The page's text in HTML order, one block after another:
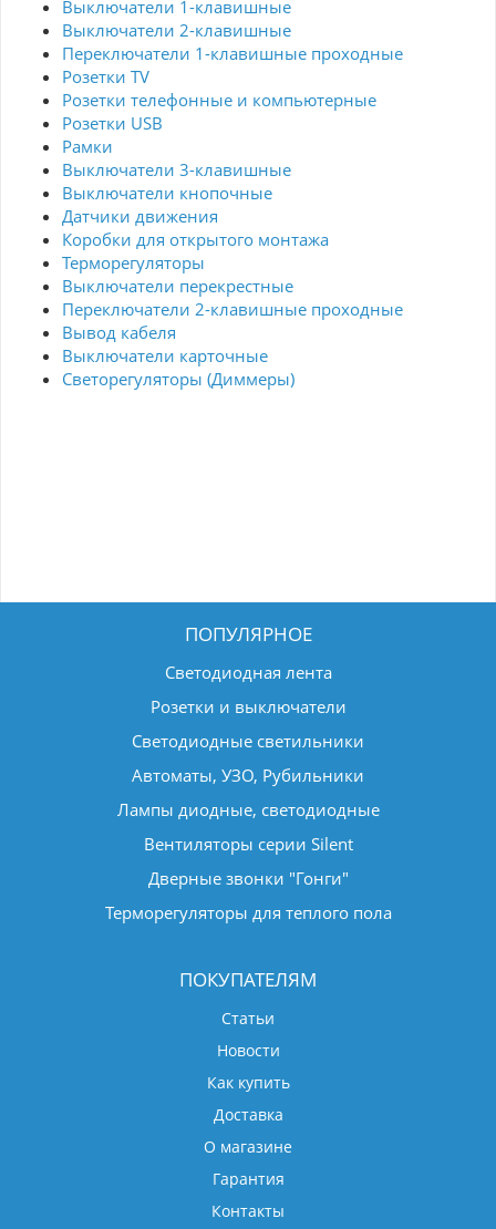
Выключатели 1-клавишные
Выключатели 2-клавишные
Переключатели 1-клавишные проходные
Розетки TV
Розетки телефонные и компьютерные
Розетки USB
Рамки
Выключатели 3-клавишные
Выключатели кнопочные
Датчики движения
Коробки для открытого монтажа
Терморегуляторы
Выключатели перекрестные
Переключатели 2-клавишные проходные
Вывод кабеля
Выключатели карточные
Светорегуляторы (Диммеры)
ПОПУЛЯРНОЕ
Светодиодная лента
Розетки и выключатели
Светодиодные светильники
Автоматы, УЗО, Рубильники
Лампы диодные, светодиодные
Вентиляторы серии Silent
Дверные звонки "Гонги"
Терморегуляторы для теплого пола
ПОКУПАТЕЛЯМ
Статьи
Новости
Как купить
Доставка
О магазине
Гарантия
Контакты